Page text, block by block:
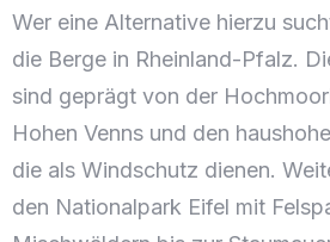
Wer eine Alternative hierzu
die Berge in Rheinland-Pfalz.
sind geprägt von der
Hohen Venns und den
die als Windschutz dienen.
den Nationalpark Eifel mit